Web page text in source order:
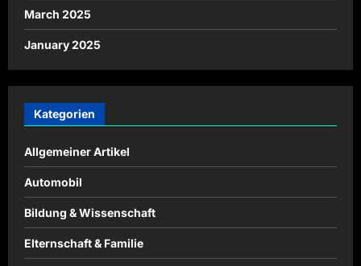
March 2025
January 2025
Kategorien
Allgemeiner Artikel
Automobil
Bildung & Wissenschaft
Elternschaft & Familie